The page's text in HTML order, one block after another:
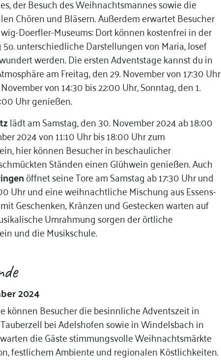
der Besuch des Weihnachtsmannes sowie die
Chören und Bläsern. Außerdem erwartet Besucher
Doerfler-Museums: Dort können kostenfrei in der
unterschiedliche Darstellungen von Maria, Josef
werden. Die ersten Adventstage kannst du in
am Freitag, den 29. November von 17:30 Uhr
von 14:30 bis 22:00 Uhr, Sonntag, den 1.
Uhr genießen.
lädt am Samstag, den 30. November 2024 ab 18:00
2024 von 11:10 Uhr bis 18:00 Uhr zum
hier können Besucher in beschaulicher
Ständen einen Glühwein genießen. Auch
öffnet seine Tore am Samstag ab 17:30 Uhr und
Uhr und eine weihnachtliche Mischung aus Essens-
Geschenken, Kränzen und Gestecken warten auf
Umrahmung sorgen der örtliche
und die Musikschule.
2024
können Besucher die besinnliche Adventszeit in
bei Adelshofen sowie in Windelsbach in
die Gäste stimmungsvolle Weihnachtsmärkte
festlichem Ambiente und regionalen Köstlichkeiten.